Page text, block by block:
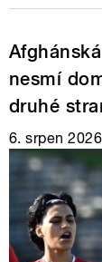
nesmí
druhé
6. srpen 2026